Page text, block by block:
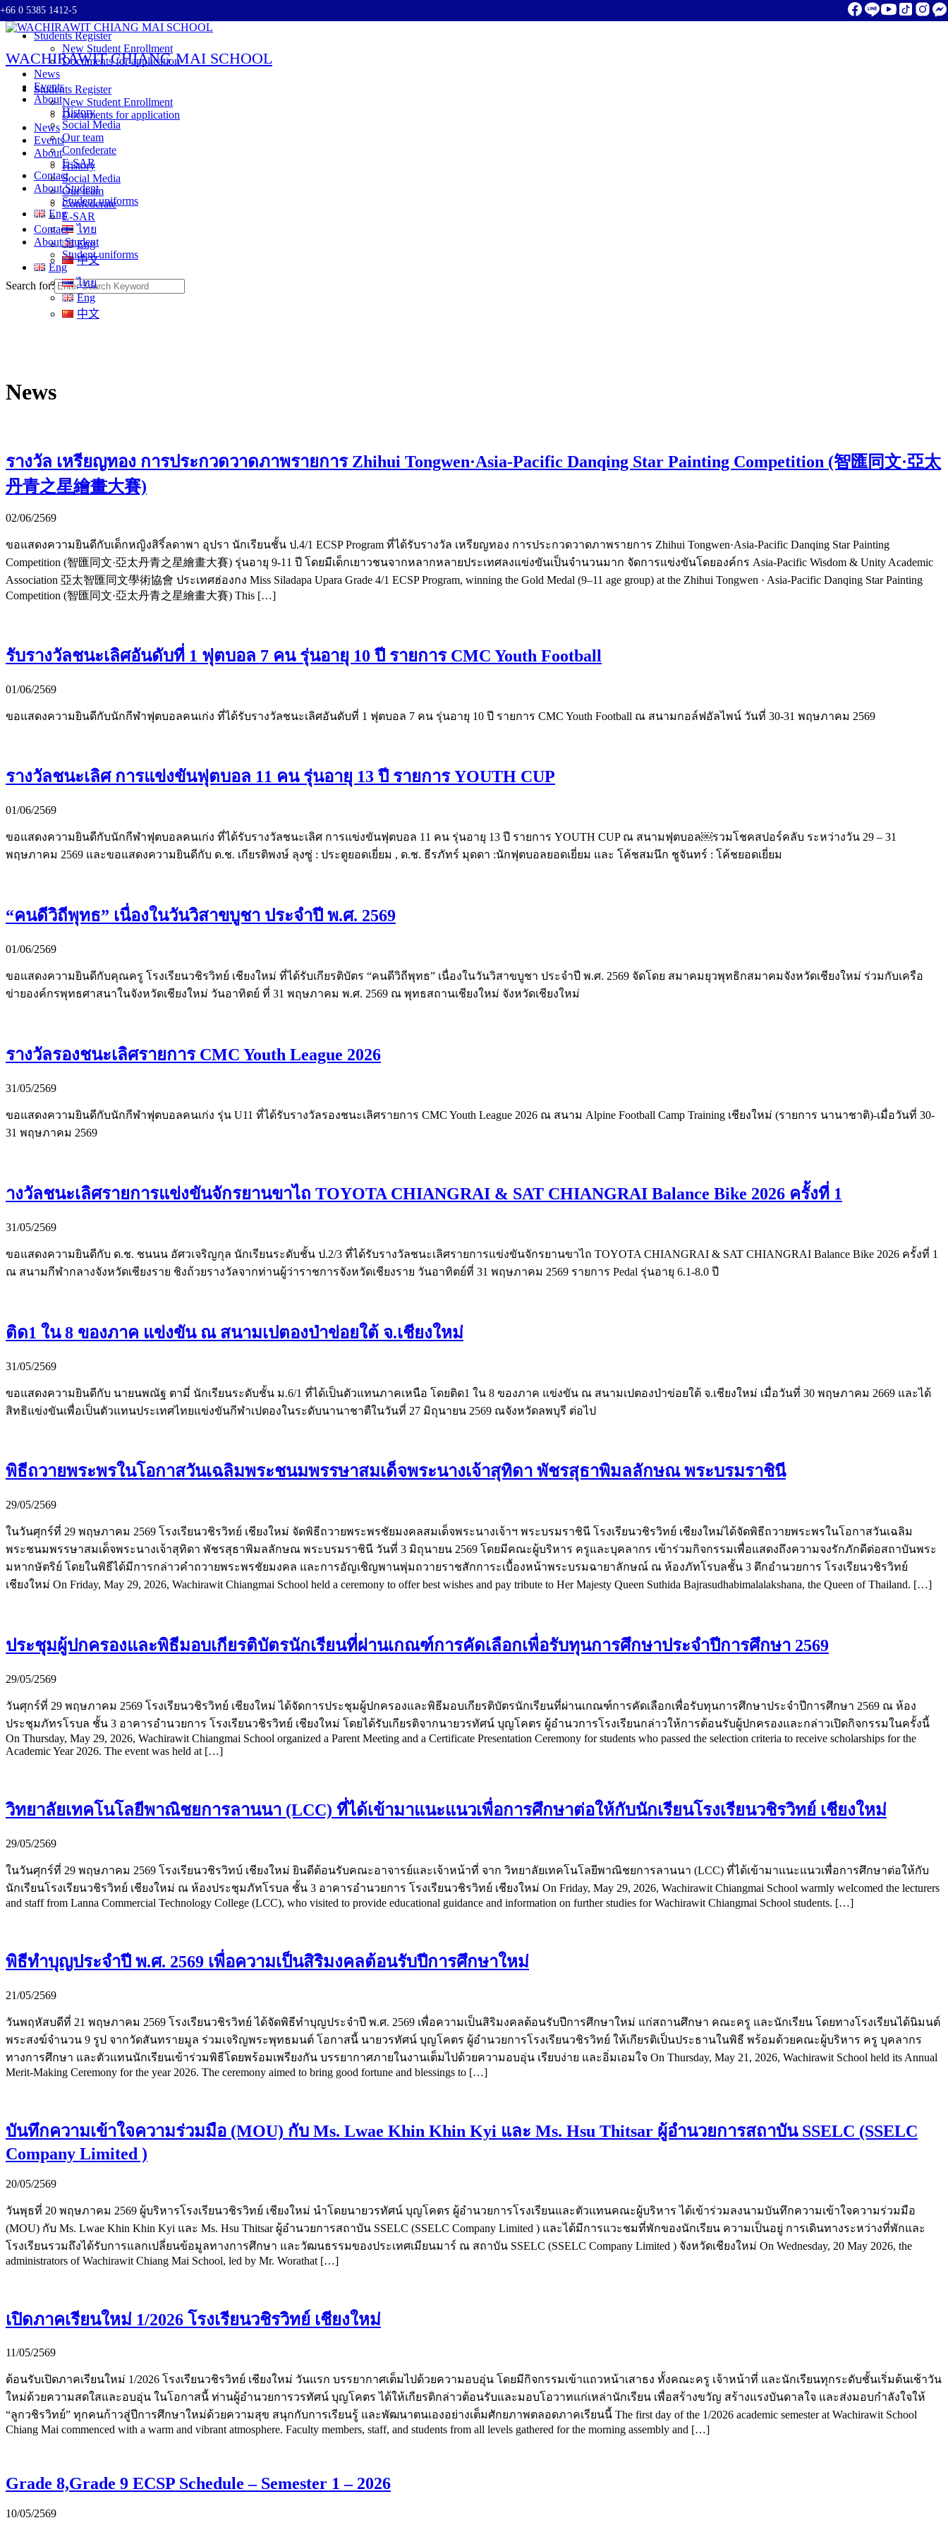
Skip to content
+66 0 5385 1412-5
WACHIRAWIT CHIANG MAI SCHOOL
Students Register
New Student Enrollment
Documents for application
News
Events
About
History
Social Media
Our team
Confederate
E-SAR
Contact
About Student
Student uniforms
Eng
ไทย
Eng
中文
Students Register
New Student Enrollment
Documents for application
News
Events
About
History
Social Media
Our team
Confederate
E-SAR
Contact
About Student
Student uniforms
Eng
ไทย
Eng
中文
Search for:
News
รางวัล เหรียญทอง การประกวดวาดภาพรายการ Zhihui Tongwen·Asia-Pacific Danqing Star Painting Competition (智匯同文·亞太
丹青之星繪畫大賽)
02/06/2569
ขอแสดงความยินดีกับเด็กหญิงสิริ์ลดาพา อุปรา นักเรียนชั้น ป.4/1 ECSP Program ที่ได้รับรางวัล เหรียญทอง การประกวดวาดภาพรายการ Zhihui Tongwen·Asia-Pacific Danqing Star Painting
Competition (智匯同文·亞太丹青之星繪畫大賽) รุ่นอายุ 9-11 ปี โดยมีเด็กเยาวชนจากหลากหลายประเทศลงแข่งขันเป็นจำนวนมาก จัดการแข่งขันโดยองค์กร Asia-Pacific Wisdom & Unity Academic
Association 亞太智匯同文學術協會 ประเทศฮ่องกง Miss Siladapa Upara Grade 4/1 ECSP Program, winning the Gold Medal (9–11 age group) at the Zhihui Tongwen · Asia-Pacific Danqing Star Painting
Competition (智匯同文·亞太丹青之星繪畫大賽) This […]
รับรางวัลชนะเลิศอันดับที่ 1 ฟุตบอล 7 คน รุ่นอายุ 10 ปี รายการ CMC Youth Football
01/06/2569
ขอแสดงความยินดีกับนักกีฬาฟุตบอลคนเก่ง ที่ได้รับรางวัลชนะเลิศอันดับที่ 1 ฟุตบอล 7 คน รุ่นอายุ 10 ปี รายการ CMC Youth Football ณ สนามกอล์ฟอัลไพน์ วันที่ 30-31 พฤษภาคม 2569
รางวัลชนะเลิศ การแข่งขันฟุตบอล 11 คน รุ่นอายุ 13 ปี รายการ YOUTH CUP
01/06/2569
ขอแสดงความยินดีกับนักกีฬาฟุตบอลคนเก่ง ที่ได้รับรางวัลชนะเลิศ การแข่งขันฟุตบอล 11 คน รุ่นอายุ 13 ปี รายการ YOUTH CUP ณ สนามฟุตบอล￼รวมโชคสปอร์คลับ ระหว่างวัน 29 – 31
พฤษภาคม 2569 และขอแสดงความยินดีกับ ด.ช. เกียรติพงษ์ ลุงซู่ : ประตูยอดเยี่ยม , ด.ช. ธีรภัทร์ มุดดา :นักฟุตบอลยอดเยี่ยม และ โค้ชสมนึก ชูจันทร์ : โค้ชยอดเยี่ยม
“คนดีวิถีพุทธ” เนื่องในวันวิสาขบูชา ประจำปี พ.ศ. 2569
01/06/2569
ขอแสดงความยินดีกับคุณครู โรงเรียนวชิรวิทย์ เชียงใหม่ ที่ได้รับเกียรติบัตร “คนดีวิถีพุทธ” เนื่องในวันวิสาขบูชา ประจำปี พ.ศ. 2569 จัดโดย สมาคมยุวพุทธิกสมาคมจังหวัดเชียงใหม่ ร่วมกับเครือ
ข่ายองค์กรพุทธศาสนาในจังหวัดเชียงใหม่ วันอาทิตย์ ที่ 31 พฤษภาคม พ.ศ. 2569 ณ พุทธสถานเชียงใหม่ จังหวัดเชียงใหม่
รางวัลรองชนะเลิศรายการ CMC Youth League 2026
31/05/2569
ขอแสดงความยินดีกับนักกีฬาฟุตบอลคนเก่ง รุ่น U11 ที่ได้รับรางวัลรองชนะเลิศรายการ CMC Youth League 2026 ณ สนาม Alpine Football Camp Training เชียงใหม่ (รายการ นานาชาติ)-เมื่อวันที่ 30-
31 พฤษภาคม 2569
างวัลชนะเลิศรายการแข่งขันจักรยานขาไถ TOYOTA CHIANGRAI & SAT CHIANGRAI Balance Bike 2026 ครั้งที่ 1
31/05/2569
ขอแสดงความยินดีกับ ด.ช. ชนนน อัศวเจริญกุล นักเรียนระดับชั้น ป.2/3 ที่ได้รับรางวัลชนะเลิศรายการแข่งขันจักรยานขาไถ TOYOTA CHIANGRAI & SAT CHIANGRAI Balance Bike 2026 ครั้งที่ 1
ณ สนามกีฬากลางจังหวัดเชียงราย ชิงถ้วยรางวัลจากท่านผู้ว่าราชการจังหวัดเชียงราย วันอาทิตย์ที่ 31 พฤษภาคม 2569 รายการ Pedal รุ่นอายุ 6.1-8.0 ปี
ติด1 ใน 8 ของภาค แข่งขัน ณ สนามเปตองป่าข่อยใต้ จ.เชียงใหม่
31/05/2569
ขอแสดงความยินดีกับ นายนพณัฐ ตามี่ นักเรียนระดับชั้น ม.6/1 ที่ได้เป็นตัวแทนภาคเหนือ โดยติด1 ใน 8 ของภาค แข่งขัน ณ สนามเปตองป่าข่อยใต้ จ.เชียงใหม่ เมื่อวันที่ 30 พฤษภาคม 2669 และได้
สิทธิแข่งขันเพื่อเป็นตัวแทนประเทศไทยแข่งขันกีฬาเปตองในระดับนานาชาตืในวันที่ 27 มิถุนายน 2569 ณจังหวัดลพบุรี ต่อไป
พิธีถวายพระพรในโอกาสวันเฉลิมพระชนมพรรษาสมเด็จพระนางเจ้าสุทิดา พัชรสุธาพิมลลักษณ พระบรมราชินี
29/05/2569
ในวันศุกร์ที่ 29 พฤษภาคม 2569 โรงเรียนวชิรวิทย์ เชียงใหม่ จัดพิธีถวายพระพรชัยมงคลสมเด็จพระนางเจ้าฯ พระบรมราชินี โรงเรียนวชิรวิทย์ เชียงใหม่ได้จัดพิธีถวายพระพรในโอกาสวันเฉลิม
พระชนมพรรษาสมเด็จพระนางเจ้าสุทิดา พัชรสุธาพิมลลักษณ พระบรมราชินี วันที่ 3 มิถุนายน 2569 โดยมีคณะผู้บริหาร ครูและบุคลากร เข้าร่วมกิจกรรมเพื่อแสดงถึงความจงรักภักดีต่อสถาบันพระ
มหากษัตริย์ โดยในพิธีได้มีการกล่าวคำถวายพระพรชัยมงคล และการอัญเชิญพานพุ่มถวายราชสักการะเบื้องหน้าพระบรมฉายาลักษณ์ ณ ห้องภัทโรบลชั้น 3 ตึกอำนวยการ โรงเรียนวชิรวิทย์
เชียงใหม่ On Friday, May 29, 2026, Wachirawit Chiangmai School held a ceremony to offer best wishes and pay tribute to Her Majesty Queen Suthida Bajrasudhabimalalakshana, the Queen of Thailand. […]
ประชุมผู้ปกครองและพิธีมอบเกียรติบัตรนักเรียนที่ผ่านเกณฑ์การคัดเลือกเพื่อรับทุนการศึกษาประจำปีการศึกษา 2569
29/05/2569
วันศุกร์ที่ 29 พฤษภาคม 2569 โรงเรียนวชิรวิทย์ เชียงใหม่ ได้จัดการประชุมผู้ปกครองและพิธีมอบเกียรติบัตรนักเรียนที่ผ่านเกณฑ์การคัดเลือกเพื่อรับทุนการศึกษาประจำปีการศึกษา 2569 ณ ห้อง
ประชุมภัทรโรบล ชั้น 3 อาคารอำนวยการ โรงเรียนวชิรวิทย์ เชียงใหม่ โดยได้รับเกียรติจากนายวรทัศน์ บุญโคตร ผู้อำนวการโรงเรียนกล่าวให้การต้อนรับผู้ปกครองและกล่าวเปิดกิจกรรมในครั้งนี้
On Thursday, May 29, 2026, Wachirawit Chiangmai School organized a Parent Meeting and a Certificate Presentation Ceremony for students who passed the selection criteria to receive scholarships for the
Academic Year 2026. The event was held at […]
วิทยาลัยเทคโนโลยีพาณิชยการลานนา (LCC) ที่ได้เข้ามาแนะแนวเพื่อการศึกษาต่อให้กับนักเรียนโรงเรียนวชิรวิทย์ เชียงใหม่
29/05/2569
ในวันศุกร์ที่ 29 พฤษภาคม 2569 โรงเรียนวชิรวิทบ์ เชียงใหม่ ยินดีต้อนรับคณะอาจารย์และเจ้าหน้าที่ จาก วิทยาลัยเทคโนโลยีพาณิชยการลานนา (LCC) ที่ได้เข้ามาแนะแนวเพื่อการศึกษาต่อให้กับ
นักเรียนโรงเรียนวชิรวิทย์ เชียงใหม่ ณ ห้องประชุมภัทโรบล ชั้น 3 อาคารอำนวยการ โรงเรียนวชิรวิทย์ เชียงใหม่ On Friday, May 29, 2026, Wachirawit Chiangmai School warmly welcomed the lecturers
and staff from Lanna Commercial Technology College (LCC), who visited to provide educational guidance and information on further studies for Wachirawit Chiangmai School students. […]
พิธีทำบุญประจำปี พ.ศ. 2569 เพื่อความเป็นสิริมงคลต้อนรับปีการศึกษาใหม่
21/05/2569
วันพฤหัสบดีที่ 21 พฤษภาคม 2569 โรงเรียนวชิรวิทย์ ได้จัดพิธีทำบุญประจำปี พ.ศ. 2569 เพื่อความเป็นสิริมงคลต้อนรับปีการศึกษาใหม่ แก่สถานศึกษา คณะครู และนักเรียน โดยทางโรงเรียนได้นิมนต์
พระสงฆ์จำนวน 9 รูป จากวัดสันทรายมูล ร่วมเจริญพระพุทธมนต์ โอกาสนี้ นายวรทัศน์ บุญโคตร ผู้อำนวยการโรงเรียนวชิรวิทย์ ให้เกียรติเป็นประธานในพิธี พร้อมด้วยคณะผู้บริหาร ครู บุคลากร
ทางการศึกษา และตัวแทนนักเรียนเข้าร่วมพิธีโดยพร้อมเพรียงกัน บรรยากาศภายในงานเต็มไปด้วยความอบอุ่น เรียบง่าย และอิ่มเอมใจ On Thursday, May 21, 2026, Wachirawit School held its Annual
Merit-Making Ceremony for the year 2026. The ceremony aimed to bring good fortune and blessings to […]
บันทึกความเข้าใจความร่วมมือ (MOU) กับ Ms. Lwae Khin Khin Kyi และ Ms. Hsu Thitsar ผู้อำนวยการสถาบัน SSELC (SSELC
Company Limited )
20/05/2569
วันพุธที่ 20 พฤษภาคม 2569 ผู้บริหารโรงเรียนวชิรวิทย์ เชียงใหม่ นำโดยนายวรทัศน์ บุญโคตร ผู้อำนวยการโรงเรียนและตัวแทนคณะผู้บริหาร ได้เข้าร่วมลงนามบันทึกความเข้าใจความร่วมมือ
(MOU) กับ Ms. Lwae Khin Khin Kyi และ Ms. Hsu Thitsar ผู้อำนวยการสถาบัน SSELC (SSELC Company Limited ) และได้มีการแวะชมที่พักของนักเรียน ความเป็นอยู่ การเดินทางระหว่างที่พักและ
โรงเรียนรวมถึงได้รับการแลกเปลี่ยนข้อมูลทางการศึกษา และวัฒนธรรมของประเทศเมียนมาร์ ณ สถาบัน SSELC (SSELC Company Limited ) จังหวัดเชียงใหม่ On Wednesday, 20 May 2026, the
administrators of Wachirawit Chiang Mai School, led by Mr. Worathat […]
เปิดภาคเรียนใหม่ 1/2026 โรงเรียนวชิรวิทย์ เชียงใหม่
11/05/2569
ต้อนรับเปิดภาคเรียนใหม่ 1/2026 โรงเรียนวชิรวิทย์ เชียงใหม่ วันแรก บรรยากาศเต็มไปด้วยความอบอุ่น โดยมีกิจกรรมเข้าแถวหน้าเสาธง ทั้งคณะครู เจ้าหน้าที่ และนักเรียนทุกระดับชั้นเริ่มต้นเช้าวัน
ใหม่ด้วยความสดใสและอบอุ่น ในโอกาสนี้ ท่านผู้อำนวยการวรทัศน์ บุญโคตร ได้ให้เกียรติกล่าวต้อนรับและมอบโอวาทแก่เหล่านักเรียน เพื่อสร้างขวัญ สร้างแรงบันดาลใจ และส่งมอบกำลังใจให้
“ลูกวชิรวิทย์” ทุกคนก้าวสู่ปีการศึกษาใหม่ด้วยความสุข สนุกกับการเรียนรู้ และพัฒนาตนเองอย่างเต็มศักยภาพตลอดภาคเรียนนี้ The first day of the 1/2026 academic semester at Wachirawit School
Chiang Mai commenced with a warm and vibrant atmosphere. Faculty members, staff, and students from all levels gathered for the morning assembly and […]
Grade 8,Grade 9 ECSP Schedule – Semester 1 – 2026
10/05/2569